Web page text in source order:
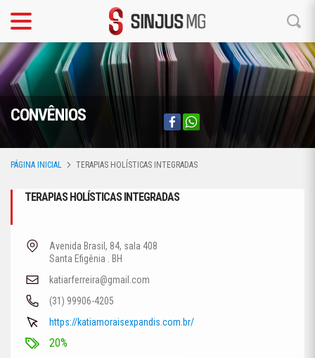
CONVÊNIOS
PÁGINA INICIAL TERAPIAS HOLÍSTICAS INTEGRADAS
TERAPIAS HOLÍSTICAS INTEGRADAS
Avenida Brasil, 84, sala 408
Santa Efigênia . BH
katiarferreira@gmail.com
(31) 99906-4205
https://katiamoraisexpandis.com.br/
20%